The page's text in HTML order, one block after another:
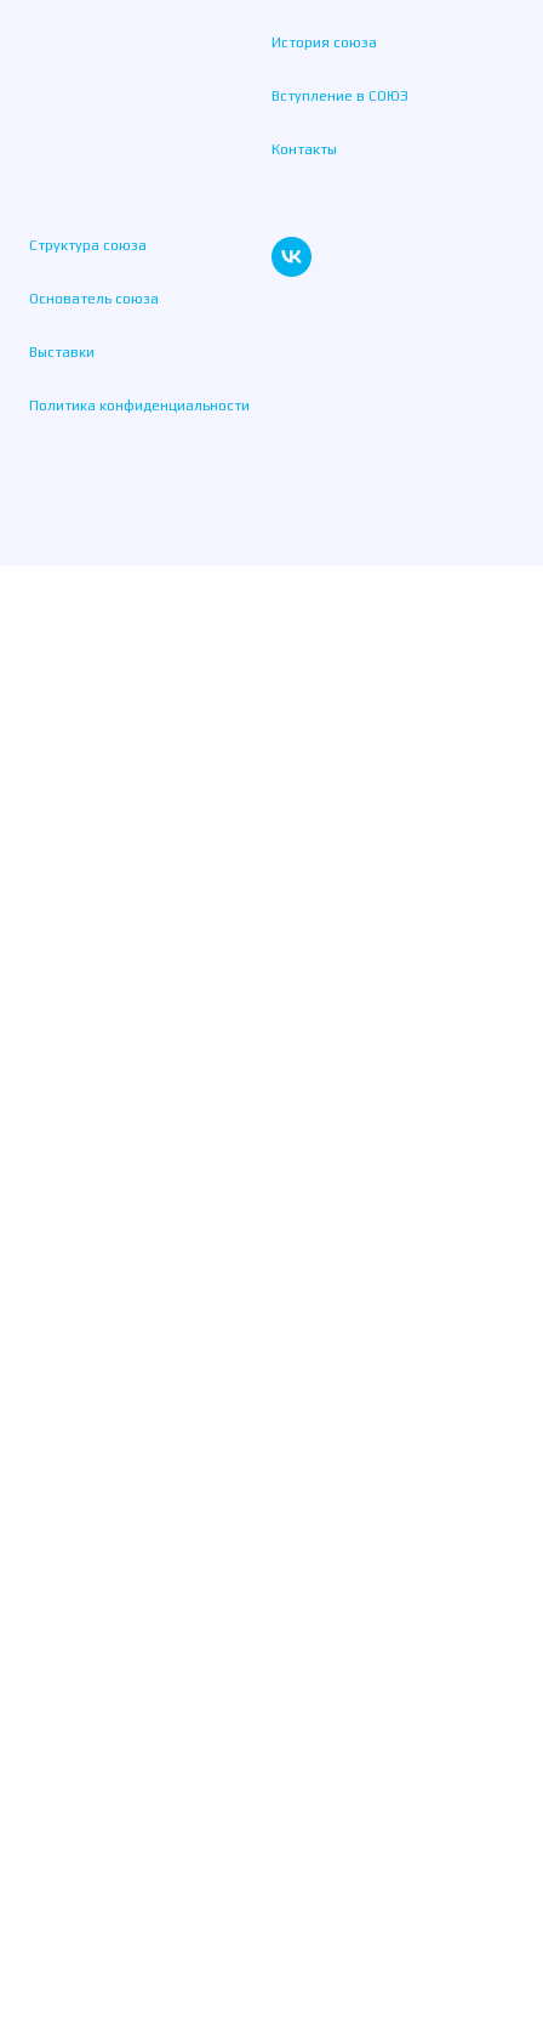
История союза
Вступление в СОЮЗ
Контакты
Структура союза
Основатель союза
Выставки
Политика конфиденциальности